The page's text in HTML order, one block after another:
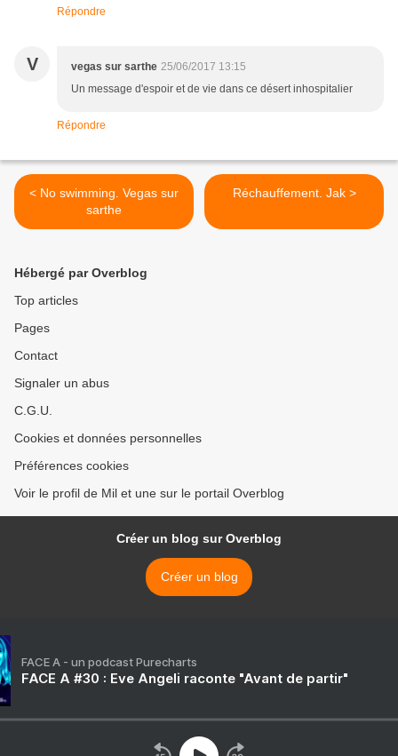
Répondre
V vegas sur sarthe 25/06/2017 13:15
Un message d'espoir et de vie dans ce désert inhospitalier
Répondre
< No swimming. Vegas sur
sarthe
Réchauffement. Jak >
Hébergé par Overblog
Top articles
Pages
Contact
Signaler un abus
C.G.U.
Cookies et données personnelles
Préférences cookies
Voir le profil de Mil et une sur le portail Overblog
Créer un blog sur Overblog
Créer un blog
FACE A - un podcast Purecharts
FACE A #30 : Eve Angeli raconte "Avant de partir"